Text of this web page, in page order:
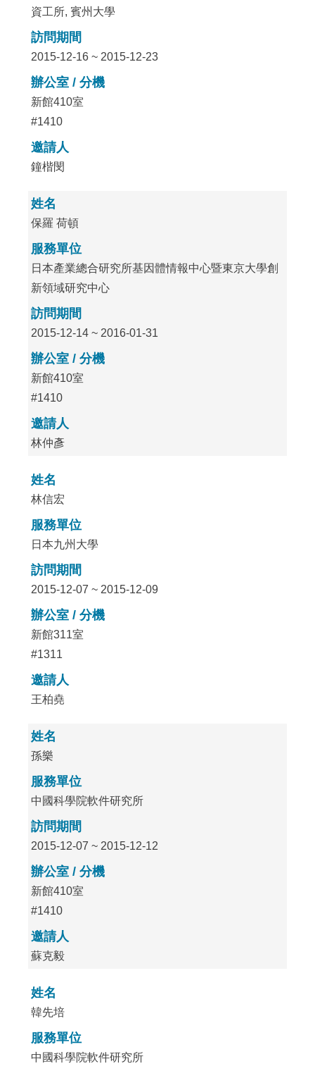
資工所, 賓州大學
訪問期間
2015-12-16 ~ 2015-12-23
辦公室 / 分機
新館410室
#1410
邀請人
鐘楷閔
姓名
保羅 荷頓
服務單位
日本產業總合研究所基因體情報中心暨東京大學創
新領域研究中心
訪問期間
2015-12-14 ~ 2016-01-31
辦公室 / 分機
新館410室
#1410
邀請人
林仲彥
姓名
林信宏
服務單位
日本九州大學
訪問期間
2015-12-07 ~ 2015-12-09
辦公室 / 分機
新館311室
#1311
邀請人
王柏堯
姓名
孫樂
服務單位
中國科學院軟件研究所
訪問期間
2015-12-07 ~ 2015-12-12
辦公室 / 分機
新館410室
#1410
邀請人
蘇克毅
姓名
韓先培
服務單位
中國科學院軟件研究所